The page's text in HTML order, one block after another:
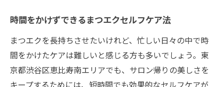
時間をかけずできるまつエクセルフケア法
まつエクを長持ちさせたいけれど、忙しい日々の中で時
間をかけたケアは難しいと感じる方も多いでしょう。東
京都渋谷区恵比寿南エリアでも、サロン帰りの美しさを
キープするためには、短時間でも効果的なセルフケアが